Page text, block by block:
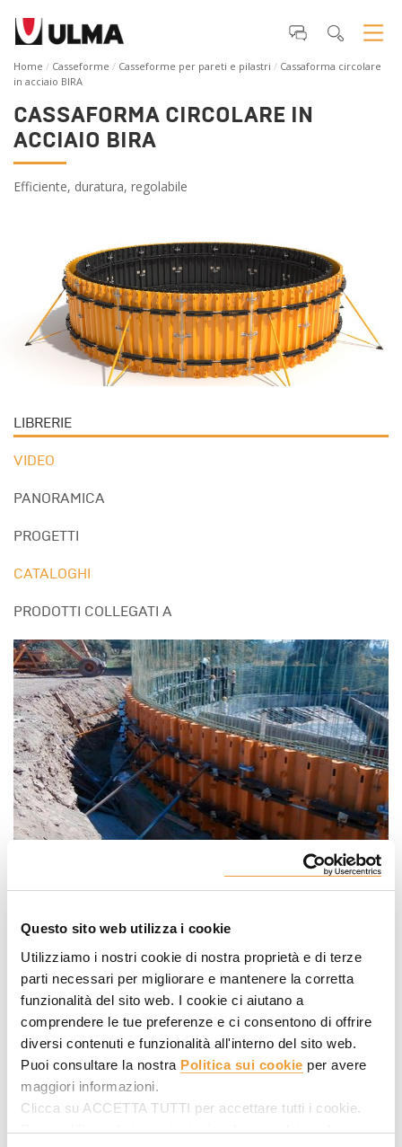
Questo sito web utilizza i cookie
Utilizziamo i nostri cookie di nostra proprietà e di terze
parti necessari per migliorare e mantenere la corretta
funzionalità del sito web. I cookie ci aiutano a
comprendere le tue preferenze e ci consentono di offrire
diversi contenuti e funzionalità all'interno del sito web.
Puoi consultare la nostra Politica sui cookie per avere
maggiori informazioni.
Clicca su ACCETTA TUTTI per accettare tutti i cookie.
Per modificare le impostazioni, seleziona dei cookie
Home Casseforme Casseforme per pareti e pilastri
Cassaforma circolare
in acciaio BIRA
CASSAFORMA CIRCOLARE IN
ACCIAIO BIRA
Efficiente, duratura, regolabile
LIBRERIE
VIDEO
PANORAMICA
PROGETTI
CATALOGHI
PRODOTTI COLLEGATI A